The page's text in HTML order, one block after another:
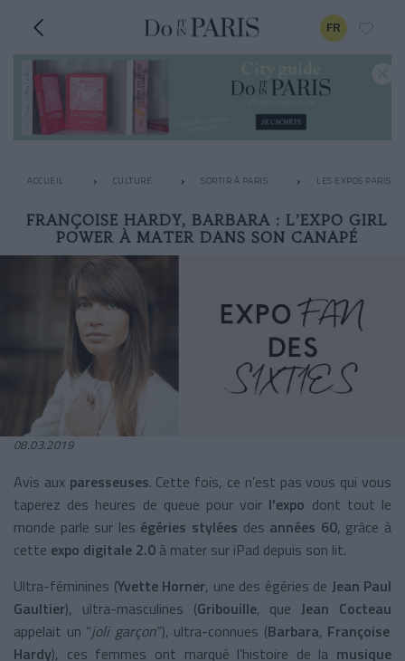
FR
ACCUEIL CULTURE SORTIR À PARIS LES EXPOS
FRANÇOISE HARDY, BARBARA : L’EXPO GIRL
POWER À MATER DANS SON CANAPÉ
08.03.2019
Avis aux paresseuses. Cette fois, ce n’est pas vous qui vous
taperez des heures de queue pour voir l’expo dont tout le
monde parle sur les égéries stylées des années 60, grâce à
cette expo digitale 2.0 à mater sur iPad depuis son lit.
Ultra-féminines (Yvette Horner, une des égéries de Jean Paul
Gaultier), ultra-masculines (Gribouille, que Jean Cocteau
appelait un “joli garçon”), ultra-connues (Barbara, Françoise
Hardy), ces femmes ont marqué l’histoire de la musique